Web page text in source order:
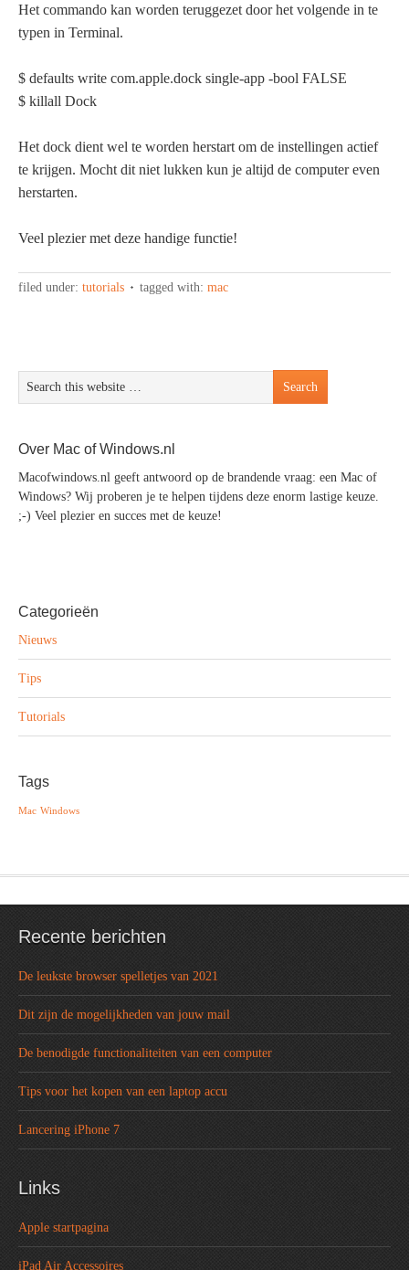
Het commando kan worden teruggezet door het volgende in te
typen in Terminal.
$ defaults write com.apple.dock single-app -bool FALSE
$ killall Dock
Het dock dient wel te worden herstart om de instellingen actief
te krijgen. Mocht dit niet lukken kun je altijd de computer even
herstarten.
Veel plezier met deze handige functie!
filed under: tutorials tagged with: mac
Over Mac of Windows.nl
Macofwindows.nl geeft antwoord op de brandende vraag: een Mac of
Windows? Wij proberen je te helpen tijdens deze enorm lastige keuze.
;-) Veel plezier en succes met de keuze!
Categorieën
Nieuws
Tips
Tutorials
Tags
Mac Windows
Recente berichten
De leukste browser spelletjes van 2021
Dit zijn de mogelijkheden van jouw mail
De benodigde functionaliteiten van een computer
Tips voor het kopen van een laptop accu
Lancering iPhone 7
Links
Apple startpagina
iPad Air Accessoires